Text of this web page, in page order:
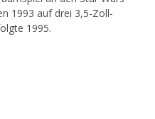
1993 auf drei 3,5-Zoll-
1995.